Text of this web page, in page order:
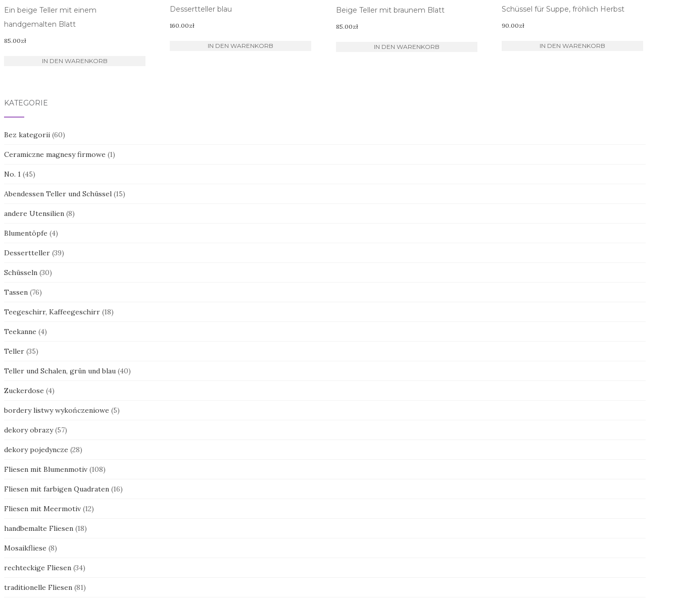
Ein beige Teller mit einem
handgemalten Blatt
85.00zł
IN DEN WARENKORB
Dessertteller blau
160.00zł
IN DEN WARENKORB
Beige Teller mit braunem Blatt
85.00zł
IN DEN WARENKORB
Schüssel für Suppe, fröhlich Herbst
90.00zł
IN DEN WARENKORB
KATEGORIE
Bez kategorii (60)
Ceramiczne magnesy firmowe (1)
No. 1 (45)
Abendessen Teller und Schüssel (15)
andere Utensilien (8)
Blumentöpfe (4)
Dessertteller (39)
Schüsseln (30)
Tassen (76)
Teegeschirr, Kaffeegeschirr (18)
Teekanne (4)
Teller (35)
Teller und Schalen, grün und blau (40)
Zuckerdose (4)
bordery listwy wykończeniowe (5)
dekory obrazy (57)
dekory pojedyncze (28)
Fliesen mit Blumenmotiv (108)
Fliesen mit farbigen Quadraten (16)
Fliesen mit Meermotiv (12)
handbemalte Fliesen (18)
Mosaikfliese (8)
rechteckige Fliesen (34)
traditionelle Fliesen (81)